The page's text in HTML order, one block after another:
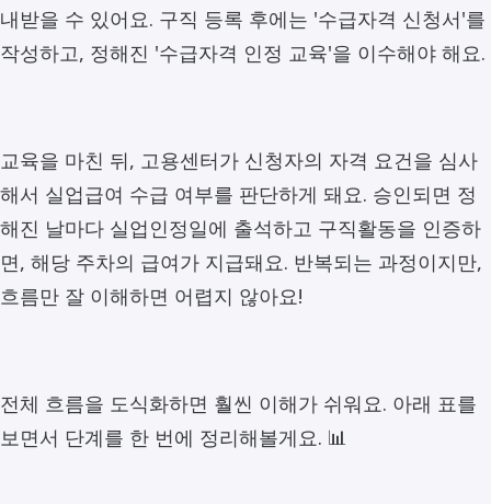
내받을 수 있어요. 구직 등록 후에는 '수급자격 신청서'를
작성하고, 정해진 '수급자격 인정 교육'을 이수해야 해요.
교육을 마친 뒤, 고용센터가 신청자의 자격 요건을 심사
해서 실업급여 수급 여부를 판단하게 돼요. 승인되면 정
해진 날마다 실업인정일에 출석하고 구직활동을 인증하
면, 해당 주차의 급여가 지급돼요. 반복되는 과정이지만,
흐름만 잘 이해하면 어렵지 않아요!
전체 흐름을 도식화하면 훨씬 이해가 쉬워요. 아래 표를
보면서 단계를 한 번에 정리해볼게요. 📊